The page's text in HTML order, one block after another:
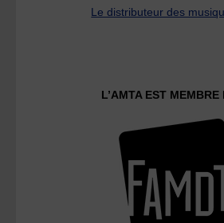
Le distributeur des
L’AMTA EST MEMBRE